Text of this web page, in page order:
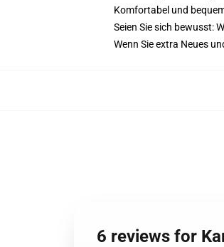
Komfortabel und
Seien Sie sich bewusst:
Wenn Sie extra Neues
6 reviews for